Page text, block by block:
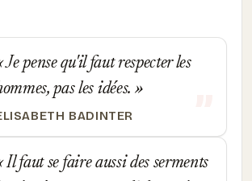
Je pense qu'il faut respecter les
pas les idées.
BADINTER
Il faut se faire aussi des serments